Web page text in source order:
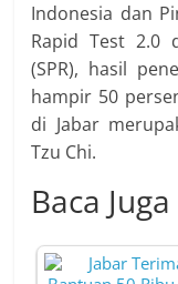
Indonesia dan
Rapid Test 2.0
(SPR), hasil
hampir 50
di Jabar
Tzu Chi.
Baca Juga